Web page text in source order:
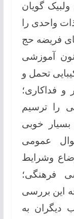
گویان
واحدی را
فریضه حج
آموزشی
تحمل و
و فداکاری؛
را ترسیم
خوبی
عمومی
وشرایط
فرهنگی؛
این بررسی
دیگران به